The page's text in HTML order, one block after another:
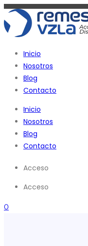
Ir
al
contenido
Inicio
Nosotros
Blog
Contacto
Inicio
Nosotros
Blog
Contacto
Acceso
Acceso
0